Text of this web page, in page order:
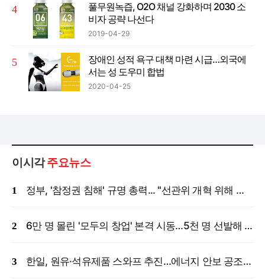
풀무원녹즙, O2O 채널 강화하며 2030 소
비자 공략 나선다
2019-04-29
장애인 성적 욕구 대책 마련 시급…외국에
서는 성 도우미 합법
2020-04-25
이시각주요뉴스
정부, '참정권 침해' 규명 총력... "선관위 개혁 위해 국정조사 등 모든 조치"
6만 명 몰린 '모두의 창업' 본격 시동…5천 명 선발해 밀착 지원
한일, 원유·석유제품 스와프 추진…에너지 안보 공조 강화